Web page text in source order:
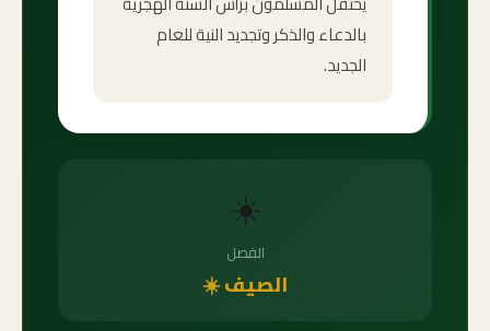
بالدعاء والذكر وتجديد النية للعام
الجديد.
☀️
الفصل
الصيف ☀️